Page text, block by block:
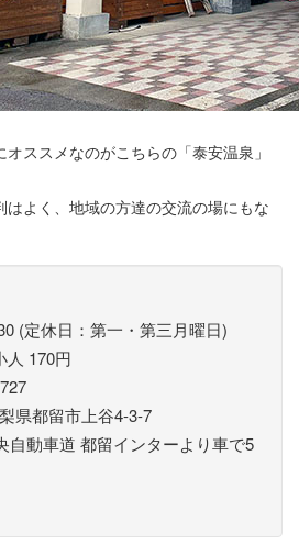
ススメなのがこちらの「泰安温泉」
よく、地域の方達の交流の場にもな
(定休日：第一・第三月曜日)
170円
県都留市上谷4-3-7
自動車道 都留インターより車で5